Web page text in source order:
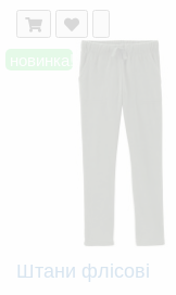
новинка!
Штани флісові